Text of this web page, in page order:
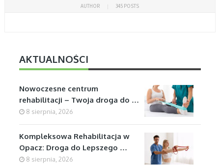
AUTHOR 345 POSTS
AKTUALNOŚCI
Nowoczesne centrum
rehabilitacji – Twoja droga do …
8 sierpnia, 2026
Kompleksowa Rehabilitacja w
Opacz: Droga do Lepszego …
8 sierpnia, 2026